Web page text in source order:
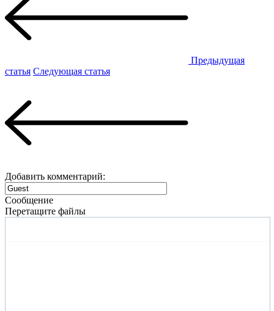
Предыдущая
статья Следующая статья
Добавить комментарий:
Сообщение
Перетащите файлы